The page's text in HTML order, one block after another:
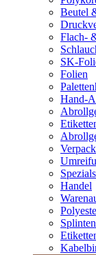
Beutel
Flach-
SK-
Folien
Hand-
Handel